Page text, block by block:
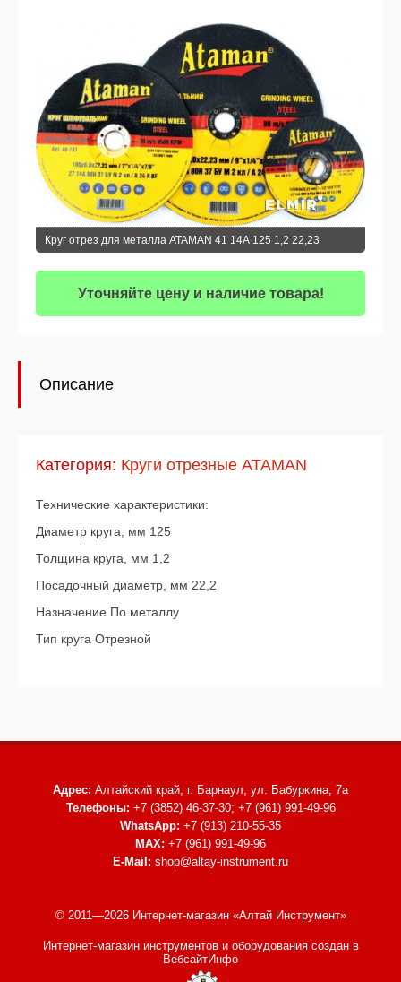
Круг отрез для металла ATAMAN 41 14А 125 1,2 22,23
Уточняйте цену и наличие товара!
Описание
Категория: Круги отрезные АТАМАN
Технические характеристики:
Диаметр круга, мм 125
Толщина круга, мм 1,2
Посадочный диаметр, мм 22,2
Назначение По металлу
Тип круга Отрезной
Адрес: Алтайский край, г. Барнаул, ул. Бабуркина, 7а
Телефоны: +7 (3852) 46-37-30; +7 (961) 991-49-96
WhatsApp: +7 (913) 210-55-35
MAX: +7 (961) 991-49-96
E-Mail: shop@altay-instrument.ru
© 2011—2026 Интернет-магазин «Алтай Инструмент»
Интернет-магазин инструментов и оборудованиясоздан в
ВебсайтИнфо